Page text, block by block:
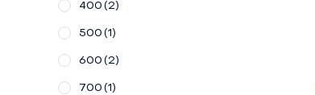
400 (2)
500 (1)
600 (2)
700 (1)